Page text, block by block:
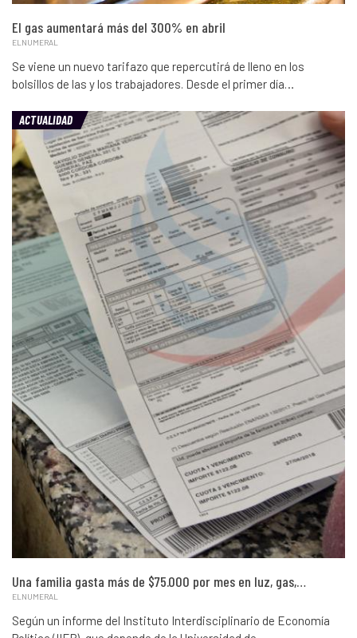
El gas aumentará más del 300% en abril
ELNUMERAL
Se viene un nuevo tarifazo que repercutirá de lleno en los
bolsillos de las y los trabajadores. Desde el primer día…
ACTUALIDAD
Una familia gasta más de $75.000 por mes en luz, gas,…
ELNUMERAL
Según un informe del Instituto Interdisciplinario de Economía